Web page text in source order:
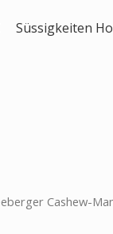
Süssigkeiten
Cashew-